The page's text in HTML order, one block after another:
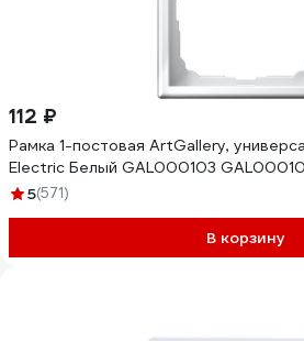
112 ₽
Рамка 1-постовая ArtGallery,
Electric Белый GAL000103
5(571)
В корзину